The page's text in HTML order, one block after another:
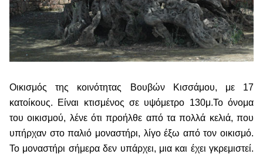
Οικισμός της κοινότητας Βουβών Κισσάμου, με 17
κατοίκους. Είναι κτισμένος σε υψόμετρο 130μ.Το όνομα
του οικισμού, λένε ότι προήλθε από τα πολλά κελιά, που
υπήρχαν στο παλιό μοναστήρι, λίγο έξω από τον οικισμό.
Το μοναστήρι σήμερα δεν υπάρχει, μια και έχει γκρεμιστεί.